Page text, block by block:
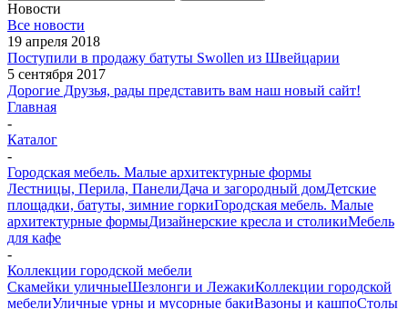
Новости
Все новости
19 апреля 2018
Поступили в продажу батуты Swollen из Швейцарии
5 сентября 2017
Дорогие Друзья, рады представить вам наш новый сайт!
Главная
-
Каталог
-
Городская мебель. Малые архитектурные формы
Лестницы, Перила, ПанелиДача и загородный домДетские
площадки, батуты, зимние горкиГородская мебель. Малые
архитектурные формыДизайнерские кресла и столикиМебель
для кафе
-
Коллекции городской мебели
Скамейки уличныеШезлонги и ЛежакиКоллекции городской
мебелиУличные урны и мусорные бакиВазоны и кашпоСтолы